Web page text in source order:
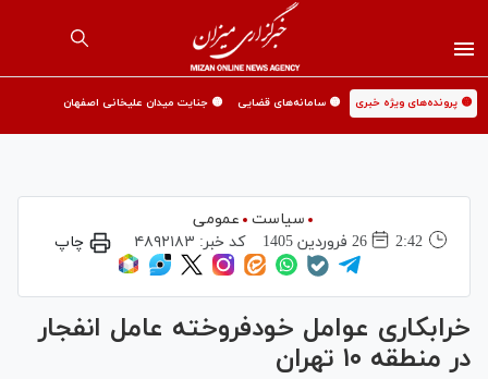
🟡 پرونده‌های ویژه خبری 🟡 سامانه‌های قضایی 🟡 جنایت میدان علیخانی اصفهان
سیاست
عمومی
2:42
26 فروردين 1405 کد خبر: ۴۸۹۲۱۸۳ چاپ
خرابکاری عوامل خود‌فروخته عامل انفجار
در منطقه ۱۰ تهران